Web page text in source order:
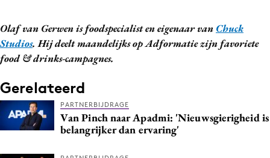
Olaf van Gerwen is foodspecialist en eigenaar van Chuck
Studios. Hij deelt maandelijks op Adformatie zijn favoriete
food & drinks-campagnes.
Gerelateerd
PARTNERBIJDRAGE
Van Pinch naar Apadmi: 'Nieuwsgierigheid is
belangrijker dan ervaring'